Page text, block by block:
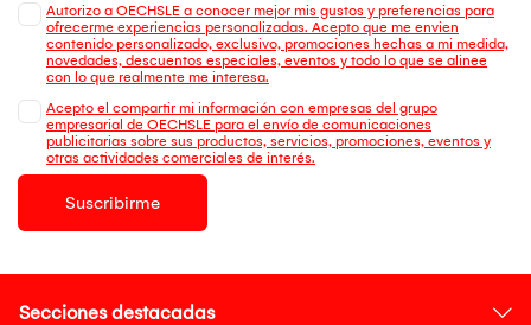
Autorizo a OECHSLE a conocer mejor mis gustos y preferencias para
ofrecerme experiencias personalizadas. Acepto que me envien
contenido personalizado, exclusivo, promociones hechas a mi medida,
novedades, descuentos especiales, eventos y todo lo que se alinee
con lo que realmente me interesa.
Acepto el compartir mi información con empresas del grupo
empresarial de OECHSLE para el envío de comunicaciones
publicitarias sobre sus productos, servicios, promociones, eventos y
otras actividades comerciales de interés.
Suscribirme
Secciones destacadas